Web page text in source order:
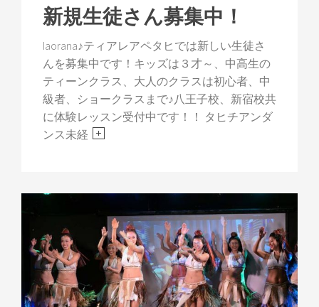
新規生徒さん募集中！
Iaorana♪ティアレアペタヒでは新しい生徒さ
んを募集中です！キッズは３才～、中高生の
ティーンクラス、大人のクラスは初心者、中
級者、ショークラスまで♪八王子校、新宿校共
に体験レッスン受付中です！！ タヒチアンダ
ンス未経